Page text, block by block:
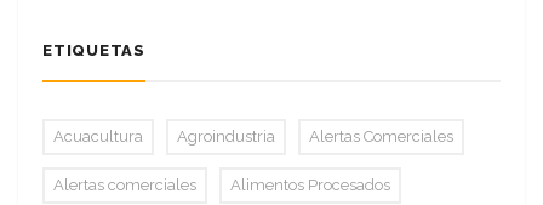
ETIQUETAS
Acuacultura Agroindustria Alertas Comerciales
Alertas comerciales Alimentos Procesados